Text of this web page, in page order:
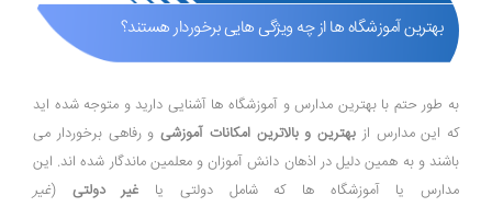
بهترین آموزشگاه ها از چه ویژگی هایی برخوردار هستند؟
به طور حتم با بهترین مدارس و آموزشگاه ها آشنایی دارید و متوجه شده اید
که این مدارس از بهترین و بالاترین امکانات آموزشی و رفاهی برخوردار می
باشند و به همین دلیل در اذهان دانش آموزان و معلمین ماندگار شده اند. این
مدارس یا آموزشگاه ها که شامل دولتی یا غیر دولتی (غیر